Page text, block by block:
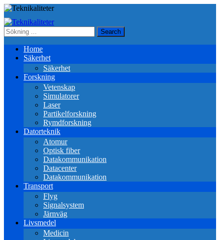
Home
Säkerhet
Säkerhet
Forskning
Vetenskap
Simulatorer
Laser
Partikelforskning
Rymdforskning
Datorteknik
Atomur
Optisk fiber
Datakommunikation
Datacenter
Datakommunikation
Transport
Flyg
Signalsystem
Järnväg
Livsmedel
Medicin